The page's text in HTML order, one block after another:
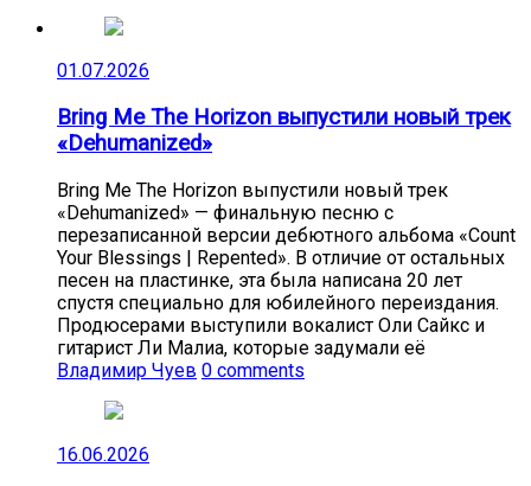
01.07.2026
Bring Me The Horizon выпустили новый трек
«Dehumanized»
Bring Me The Horizon выпустили новый трек
«Dehumanized» — финальную песню с
перезаписанной версии дебютного альбома «Count
Your Blessings | Repented». В отличие от остальных
песен на пластинке, эта была написана 20 лет
спустя специально для юбилейного переиздания.
Продюсерами выступили вокалист Оли Сайкс и
гитарист Ли Малиа, которые задумали её
Владимир Чуев 0 comments
16.06.2026